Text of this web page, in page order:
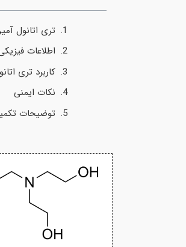
تری اتانول
اطلاعات
کاربرد تری
نکات ایمنی
توضیحات